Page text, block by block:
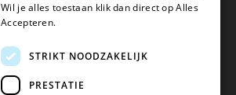
Wil je alles toestaan klik dan direct op Alles
Accepteren.
STRIKT NOODZAKELIJK
PRESTATIE